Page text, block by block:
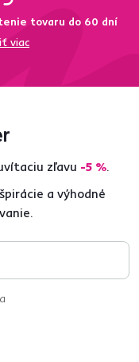
tovaru do 60 dní
viac
zľavu -5 %.
a výhodné